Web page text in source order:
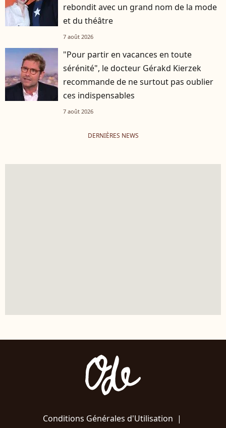
rebondit avec un grand nom de la mode
et du théâtre
7 août 2026
"Pour partir en vacances en toute
sérénité", le docteur Gérakd Kierzek
recommande de ne surtout pas oublier
ces indispensables
7 août 2026
DERNIÈRES NEWS
Conditions Générales d'Utilisation |